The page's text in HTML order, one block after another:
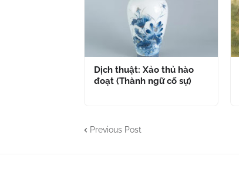
Dịch thuật: Xảo thủ hào
đoạt (Thành ngữ cố sự)
Previous Post